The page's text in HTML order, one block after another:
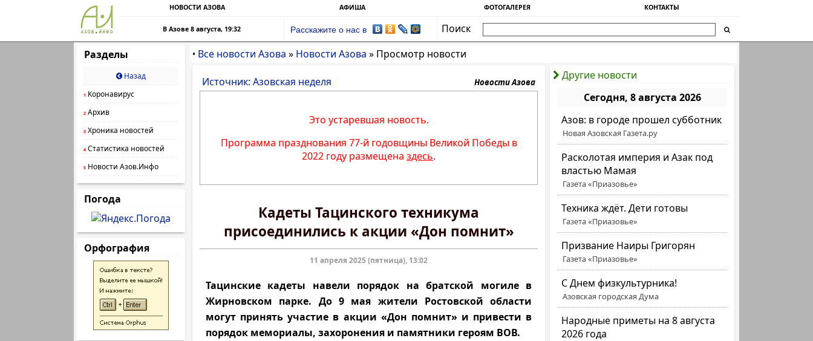
НОВОСТИ АЗОВА АФИША ФОТОГАЛЕРЕЯ КОНТАКТЫ
В Азове 8 августа, 19:32 Расскажите о нас в
Поиск
Разделы
Назад
1 Коронавирус
2 Архив
3 Хроника новостей
4 Статистика новостей
5 Новости Азов.Инфо
Погода
Орфография
• Все новости Азова » Новости Азова » Просмотр новости
Другие новости
Сегодня, 8 августа 2026
Азов: в городе прошел субботник
Новая Азовская Газета.ру
Расколотая империя и Азак под
властью Мамая
Газета «Приазовье»
Техника ждёт. Дети готовы
Газета «Приазовье»
Призвание Наиры Григорян
Газета «Приазовье»
C Днем физкультурника!
Азовская городская Дума
Народные приметы на 8 августа
2026 года
Источник: Азовская неделя Новости Азова
Это устаревшая новость.
Программа празднования 77-й годовщины Великой Победы в
2022 году размещеназдесь.
Кадеты Тацинского техникума
присоединились к акции «Дон помнит»
11 апреля 2025 (пятница), 13:02
Тацинские кадеты навели порядок на братской могиле в
Жирновском парке. До 9 мая жители Ростовской области
могут принять участие в акции «Дон помнит» и привести в
порядок мемориалы, захоронения и памятники героям ВОВ.